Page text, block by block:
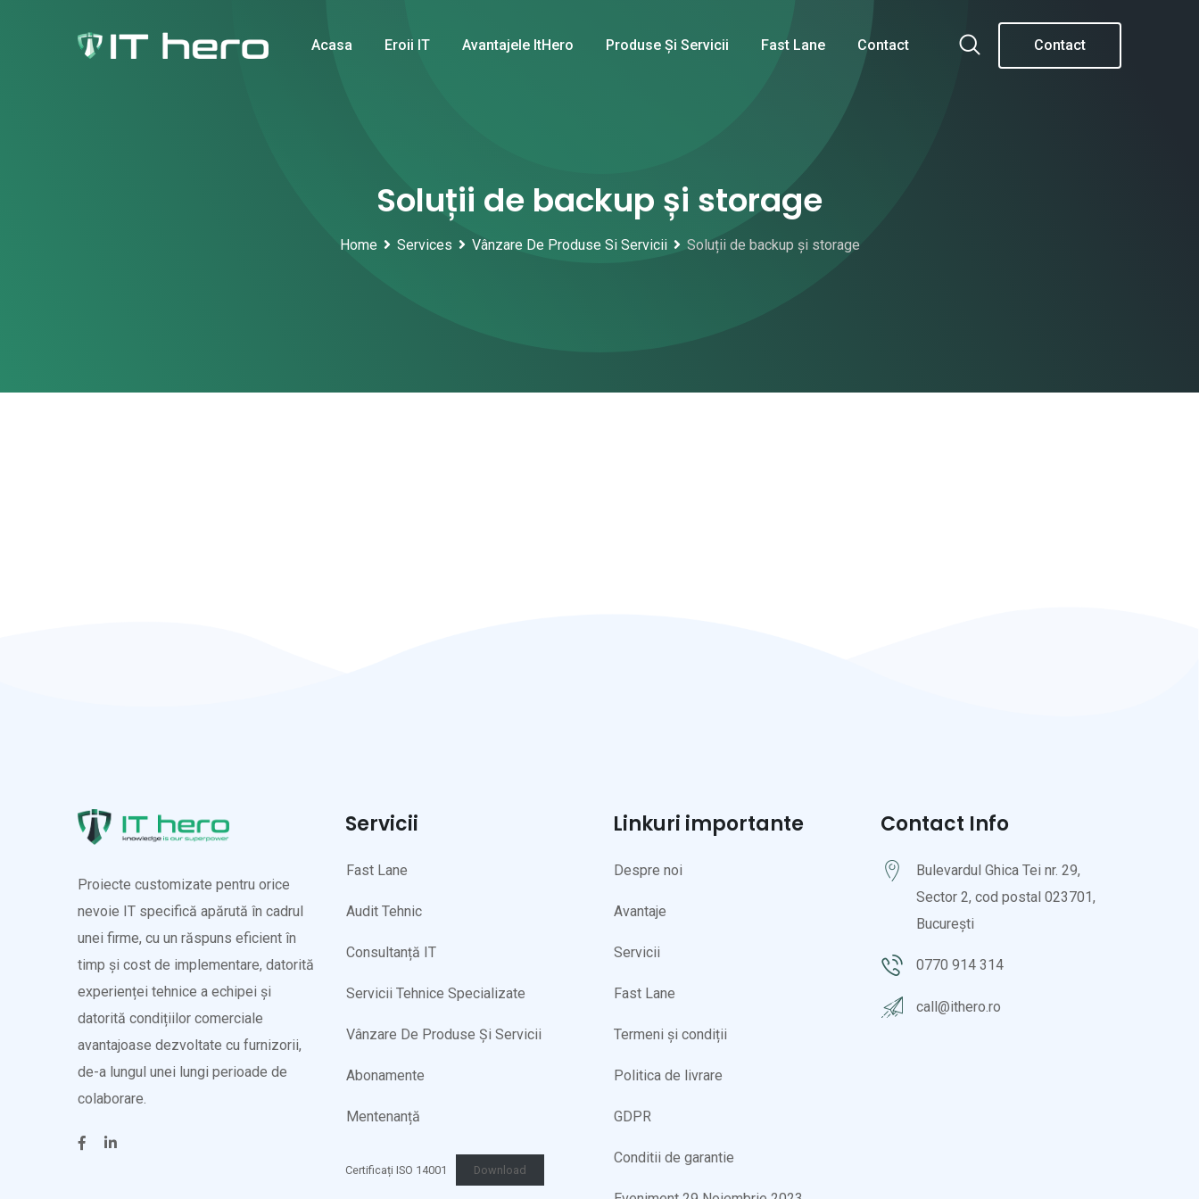
Acasa Eroii IT Avantajele ItHero Produse Și Servicii Fast Lane Contact Contact
Soluții de backup și storage
Home Services Vânzare De Produse Si Servicii Soluții de backup și storage
Proiecte customizate pentru orice
nevoie IT specifică apărută în cadrul
unei firme, cu un răspuns eficient în
timp și cost de implementare, datorită
experienței tehnice a echipei și
datorită condițiilor comerciale
avantajoase dezvoltate cu furnizorii,
de-a lungul unei lungi perioade de
colaborare.
Servicii
Fast Lane
Audit Tehnic
Consultanță IT
Servicii Tehnice Specializate
Vânzare De Produse Și Servicii
Abonamente
Mentenanță
Certificați ISO 14001 Download
Linkuri importante
Despre noi
Avantaje
Servicii
Fast Lane
Termeni și condiții
Politica de livrare
GDPR
Conditii de garantie
Contact Info
Bulevardul Ghica Tei nr. 29,
Sector 2, cod postal 023701,
București
0770 914 314
call@ithero.ro